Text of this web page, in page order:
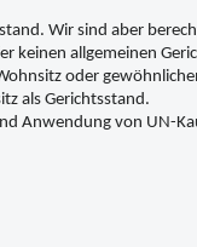
Wir sind aber
keinen allgemeinen
oder
als Gerichtsstand.
Anwendung von UN-